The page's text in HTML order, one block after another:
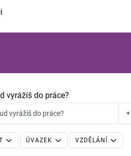
vyrážíš do práce?
vyrážíš do práce?
ÚVAZEK VZDĚLÁNÍ